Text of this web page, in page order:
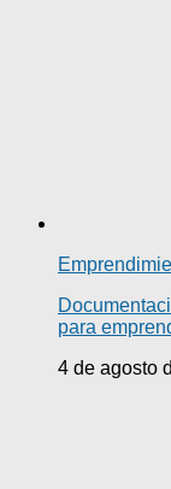
para
4 de agosto